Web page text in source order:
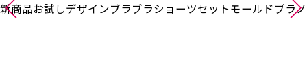
新商品お試しデザインブラブラショーツセットモールドブラ